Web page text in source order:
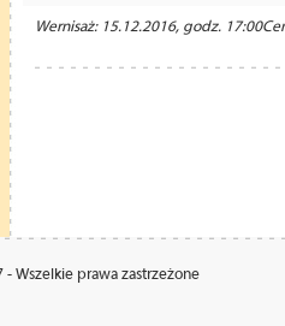
Wernisaż: 15.12.2016, godz.
- Wszelkie prawa zastrzeżone